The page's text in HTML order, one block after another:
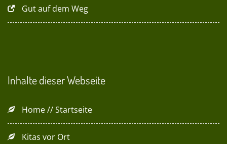
Gut auf dem Weg
Inhalte dieser Webseite
Home // Startseite
Kitas vor Ort